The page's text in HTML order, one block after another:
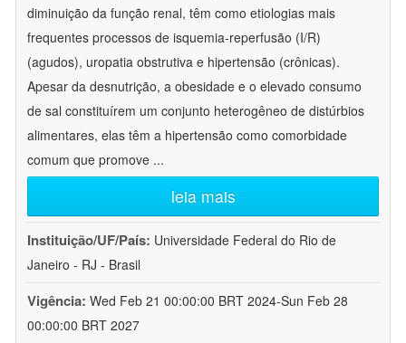
diminuição da função renal, têm como etiologias mais
frequentes processos de isquemia-reperfusão (I/R)
(agudos), uropatia obstrutiva e hipertensão (crônicas).
Apesar da desnutrição, a obesidade e o elevado consumo
de sal constituírem um conjunto heterogêneo de distúrbios
alimentares, elas têm a hipertensão como comorbidade
comum que promove ...
leia mais
Instituição/UF/País: Universidade Federal do Rio de
Janeiro - RJ - Brasil
Vigência: Wed Feb 21 00:00:00 BRT 2024-Sun Feb 28
00:00:00 BRT 2027